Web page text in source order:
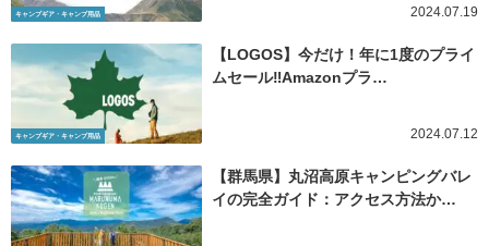
キャンプギア・キャンプ用品 2024.07.19
キャンプギア・キャンプ用品
【LOGOS】今だけ！年に1度のプライ
ムセール‼Amazonプラ…
2024.07.12
【群馬県】丸沼高原キャンピングバレ
イの完全ガイド：アクセス方法か…